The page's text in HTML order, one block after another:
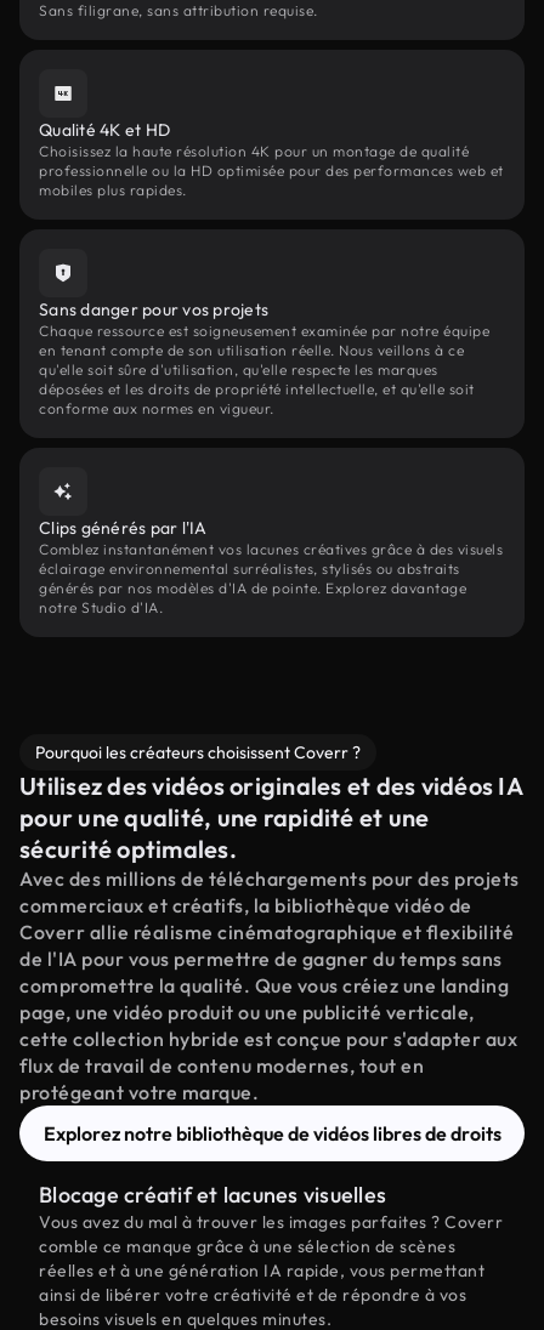
Sans filigrane, sans attribution requise.
Qualité 4K et HD
Choisissez la haute résolution 4K pour un montage de qualité
professionnelle ou la HD optimisée pour des performances web et
mobiles plus rapides.
Sans danger pour vos projets
Chaque ressource est soigneusement examinée par notre équipe
en tenant compte de son utilisation réelle. Nous veillons à ce
qu'elle soit sûre d'utilisation, qu'elle respecte les marques
déposées et les droits de propriété intellectuelle, et qu'elle soit
conforme aux normes en vigueur.
Clips générés par l'IA
Comblez instantanément vos lacunes créatives grâce à des visuels
éclairage environnemental surréalistes, stylisés ou abstraits
générés par nos modèles d'IA de pointe. Explorez davantage
notre Studio d'IA.
Pourquoi les créateurs choisissent Coverr ?
Utilisez des vidéos originales et des vidéos IA
pour une qualité, une rapidité et une
sécurité optimales.
Avec des millions de téléchargements pour des projets
commerciaux et créatifs, la bibliothèque vidéo de
Coverr allie réalisme cinématographique et flexibilité
de l'IA pour vous permettre de gagner du temps sans
compromettre la qualité. Que vous créiez une landing
page, une vidéo produit ou une publicité verticale,
cette collection hybride est conçue pour s'adapter aux
flux de travail de contenu modernes, tout en
protégeant votre marque.
Explorez notre bibliothèque de vidéos libres de droits
Blocage créatif et lacunes visuelles
Vous avez du mal à trouver les images parfaites ? Coverr
comble ce manque grâce à une sélection de scènes
réelles et à une génération IA rapide, vous permettant
ainsi de libérer votre créativité et de répondre à vos
besoins visuels en quelques minutes.